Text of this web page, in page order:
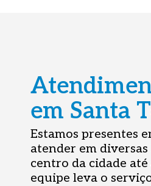
em Santa
Estamos presentes
atender em
centro da cidade até
equipe leva o